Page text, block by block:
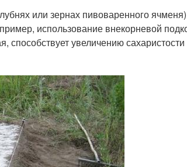
или зернах пивоваренного ячменя)
использование внекорневой
увеличению сахаристости